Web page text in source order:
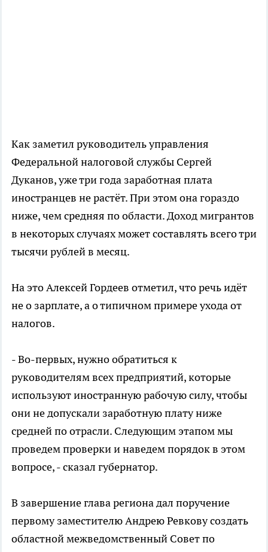
Как заметил руководитель управления
Федеральной налоговой службы Сергей
Дуканов, уже три года заработная плата
иностранцев не растёт. При этом она гораздо
ниже, чем средняя по области. Доход мигрантов
в некоторых случаях может составлять всего три
тысячи рублей в месяц.
На это Алексей Гордеев отметил, что речь идёт
не о зарплате, а о типичном примере ухода от
налогов.
- Во-первых, нужно обратиться к
руководителям всех предприятий, которые
используют иностранную рабочую силу, чтобы
они не допускали заработную плату ниже
средней по отрасли. Следующим этапом мы
проведем проверки и наведем порядок в этом
вопросе, - сказал губернатор.
В завершение глава региона дал поручение
первому заместителю Андрею Ревкову создать
областной межведомственный Совет по